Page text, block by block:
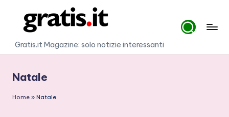
content
G
a
ti
Gratis.it Magazine: solo notizie interessanti
Natale
Home » Natale